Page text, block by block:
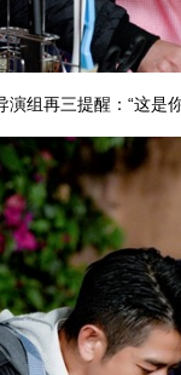
组再三提醒：“这